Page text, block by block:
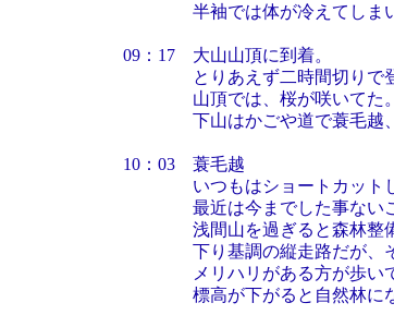
半袖では体が冷えてしまいレ
09：17 大山山頂に到着。
とりあえず二時間切りで登
山頂では、桜が咲いてた。
下山はかごや道で蓑毛越、善
10：03 蓑毛越
いつもはショートカットし
最近は今までした事ないこと
浅間山を過ぎると森林整備中
下り基調の縦走路だが、そこ
メリハリがある方が歩いて
標高が下がると自然林になり